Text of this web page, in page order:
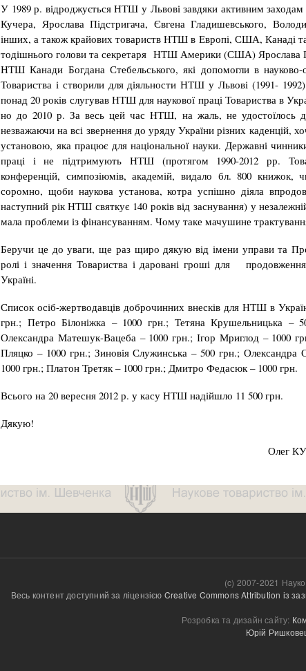
У 1989 р. відроджується НТШ у Львові завдяки активним
Кучера, Ярослава Підстригача, Євгена Гладишевського,
інших, а також крайових товариств НТШ в Европі, США, Канаді та
тодішнього голови та се­кретаря НТШ Америки (США) Ярослава
НТШ Канади Бог­дана Стебельського, які допомогли в науково-
Товариства і створили для діяльности НТШ у Львові (1991-
понад 20 років слугував НТШ для наукової праці Товари­ства в
но до 2010 р. За весь цей час НТШ, на жаль, не удостоїлось
незважаючи на всі звернення до уряду України різних каденцій,
установою, яка працює для національної науки. Державні
праці і не підтримують НТШ (протягом 1990-2012 рр.
конференцій, симпозіюмів, академій, ви­дало бл. 800 книжок,
соромно, щоби наукова установа, котра успішно діяла
наступний рік НТШ святкує 140 років від заснування) у
мала проблеми із фінансуванням. Чому таке мачушине
Беручи це до уваги, ще раз щиро дякую від імени управи та
ролі і значення Товариства і даровані гроші для
Україні.
Список осіб-жертводавців доброчинних внесків для НТШ в
грн.; Петро Білоніжка – 1000 грн.; Тетяна Крушельницька –
Олександра Матешук-Вацеба – 1000 грн.; Ігор Мриглод – 1000
Пляцко – 1000 грн.; Зиновія Служинська – 500 грн.; Олександра
1000 грн.; Платон Третяк – 1000 грн.; Дмитро Федасюк – 1000 грн.
Всього на 20 вересня 2012 р. у касу НТШ на­дійшло 11 500 грн.
Дякую!
Олег
(c) 2007-2021
Весь контент доступний за ліцензією Creative Commons Attribution із
Розробка та дизайн сайту:
Юрій